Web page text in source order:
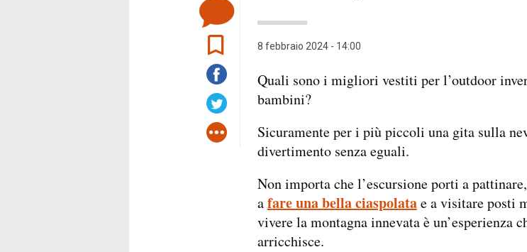
8 febbraio 2024 - 14:00
Quali sono i migliori vestiti per l’outdoor
bambini?
Sicuramente per i più piccoli una gita sulla
divertimento senza eguali.
Non importa che l’escursione porti a
afare una bella ciaspolatae a visitare posti
vivere la montagna innevata è un’esperienza
arricchisce.